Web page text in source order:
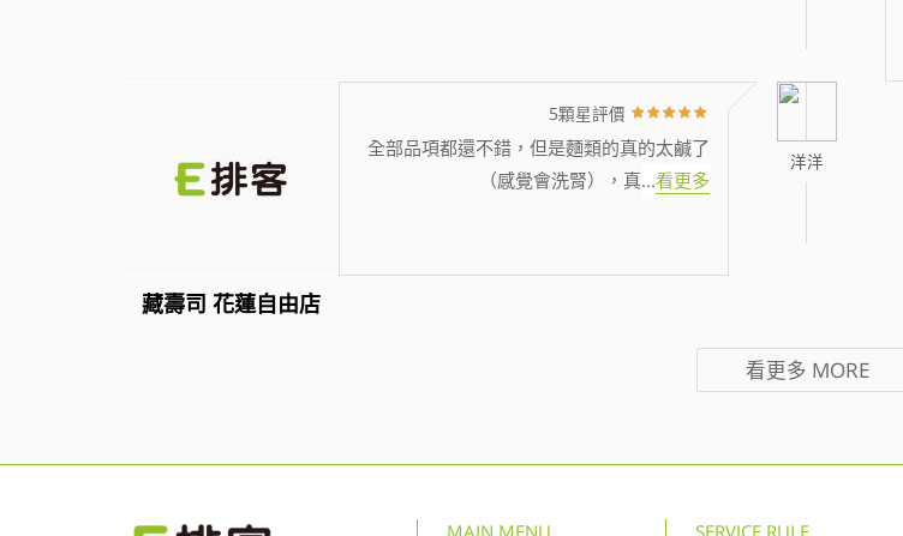
洋洋
5顆星評價
全部品項都還不錯，但是麵類的真的太鹹了
（感覺會洗腎），真...看更多
藏壽司 花蓮自由店
看更多 MORE
MAIN MENU SERVICE RULE